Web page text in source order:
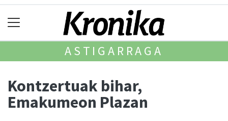
ASTIGARRAGA
Kontzertuak bihar,
Emakumeon Plazan